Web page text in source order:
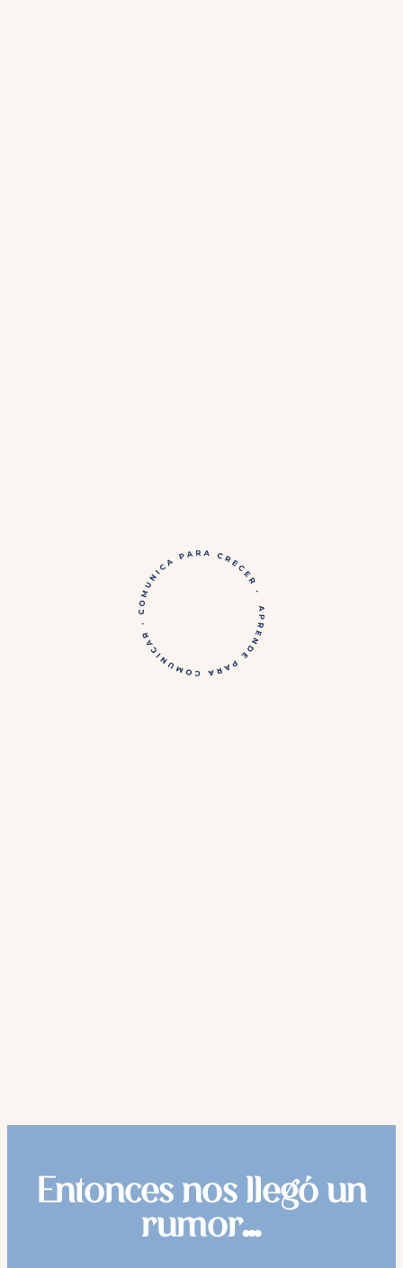
Entonces nos llegó un
rumor…